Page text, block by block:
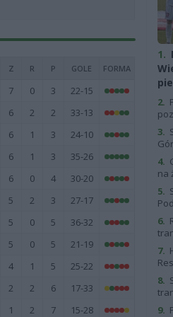
Z R P GOLE FORMA
7 0 3 22-15
6 2 2 33-13
6 1 3 24-10
6 1 3 35-26
6 0 4 30-20
5 2 3 27-17
5 0 5 36-32
5 0 5 21-19
4 1 5 25-22
2 2 6 17-33
1 2 7 15-28
1.
2.
3.
4.
na
5.
6.
7.
8.
9.